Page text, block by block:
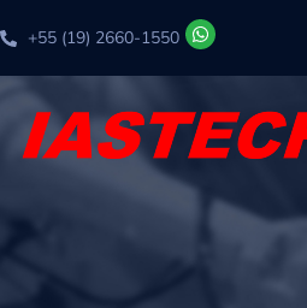
+55 (19) 2660-1550